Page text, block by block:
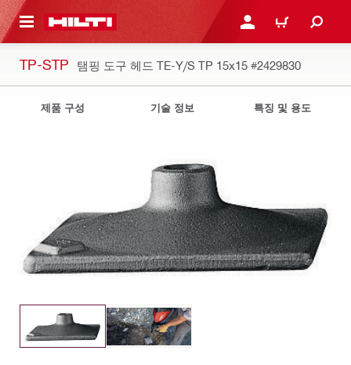
으로 건너뛰기 로그인 또는 회원가입
장바구니
TP-STP 탬핑 도구 헤드 TE-Y/S TP 15x15 #2429830
제품 구성 기술 정보 특징 및 용도